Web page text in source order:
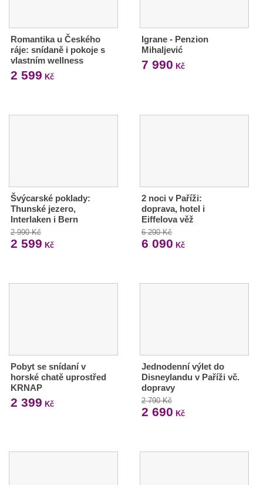
Romantika u Českého
ráje: snídaně i pokoje s
vlastním wellness
2 599 Kč
Igrane - Penzion
Mihaljević
7 990 Kč
Švýcarské poklady:
Thunské jezero,
Interlaken i Bern
2 990 Kč
2 599 Kč
2 noci v Paříži:
doprava, hotel i
Eiffelova věž
6 290 Kč
6 090 Kč
Pobyt se snídaní v
horské chatě uprostřed
KRNAP
2 399 Kč
Jednodenní výlet do
Disneylandu v Paříži vč.
dopravy
2 790 Kč
2 690 Kč